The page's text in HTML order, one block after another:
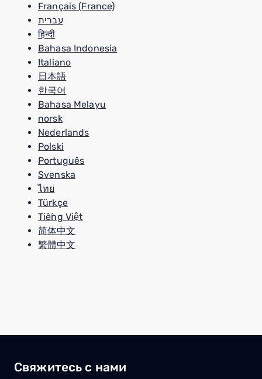
Français (France)
עברית
हिन्दी
Bahasa Indonesia
Italiano
日本語
한국어
Bahasa Melayu
norsk
Nederlands
Polski
Português
Svenska
ไทย
Türkçe
Tiếng Việt
简体中文
繁體中文
Свяжитесь с нами